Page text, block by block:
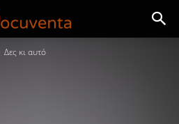
Δες κι αυτό